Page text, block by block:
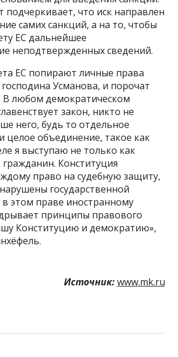
что иск направлен
самих санкций, а на то, чтобы
ЕС дальнейшее
неподтвержденных сведений.
ЕС попирают личные права
Усманова, и порочат
В любом демократическом
закон, никто не
него, будь то отдельное
целое объединение, такое как
я выступаю не только как
Конституция
право на судебную защиту,
государственной
этом праве иностранному
принципы правового
Конституцию и демократию»,
Источник: www.mk.ru